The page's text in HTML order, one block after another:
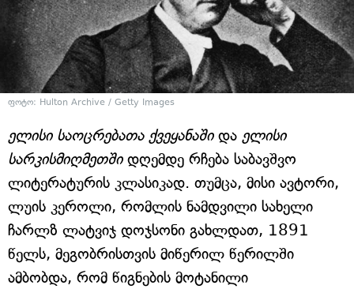
ფოტო: Hulton Archive / Getty Images
ელისი საოცრებათა ქვეყანაშიდა ელისი
სარკისმიღმეთშიდღემდე რჩება საბავშვო
ლიტერატურის კლასიკად. თუმცა, მისი ავტორი,
ლუის კეროლი, რომლის ნამდვილი სახელი
ჩარლზ ლატვიჯ დოჯსონი გახლდათ, 1891
წელს, მეგობრისთვის მიწერილ წერილში
ამბობდა, რომ წიგნების მოტანილი